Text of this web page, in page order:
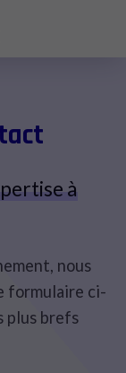
à
nous
formulaire ci-
plus brefs